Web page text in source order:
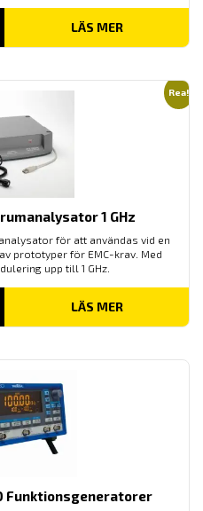
LÄS MER
Rea!
1 GHz
för att användas vid en
prototyper för EMC-krav. Med
upp till 1 GHz.
LÄS MER
Funktionsgeneratorer